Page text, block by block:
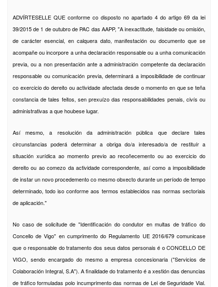
ADVÍRTESELLE QUE conforme co disposto no apartado 4 do artigo 69 da lei
39/2015 de 1 de outubro de PAC das AAPP, "A inexactitude, falsidade ou omisión,
de carácter esencial, en calquera dato, manifestación ou documento que se
acompañe ou incorpore a unha declaración responsable ou a unha comunicación
previa, ou a non presentación ante a administración competente da declaración
responsable ou comunicación previa, determinará a imposibilidade de continuar
co exercicio do dereito ou actividade afectada desde o momento en que se teña
constancia de tales feitos, sen prexuízo das responsabilidades penais, civís ou
administrativas a que houbese lugar.
Así mesmo, a resolución da administración pública que declare tales
circunstancias poderá determinar a obriga do/a interesado/a de restituír a
situación xurídica ao momento previo ao recoñecemento ou ao exercicio do
dereito ou ao comezo da actividade correspondente, así como a imposibilidade
de instar un novo procedemento co mesmo obxecto durante un período de tempo
determinado, todo iso conforme aos termos establecidos nas normas sectoriais
de aplicación."
No caso de solicitude de "Identificación do condutor en multas de tráfico do
Concello de Vigo" en cumprimento do Regulamento UE 2016/679 comunicase
que o responsable do tratamento dos seus datos personais é o CONCELLO DE
VIGO, sendo encargado do mesmo a empresa concesionaria ("Servicios de
Colaboración Integral, S.A"). A finalidade do tratamento é a xestión das denuncias
de tráfico formuladas polo incumprimento das normas de Lei de Seguridade Vial.